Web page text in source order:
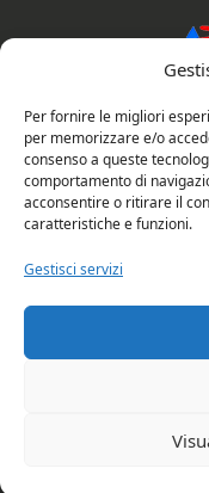
Per fornire le migliori
per memorizzare e/o
consenso a queste
comportamento di
acconsentire o ritirare il
caratteristiche e funzioni.
Gestisci servizi
Copyright ©